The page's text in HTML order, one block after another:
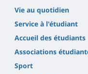
Vie au quotidien
Service à l'étudiant
Accueil des étudiants
Associations
Sport